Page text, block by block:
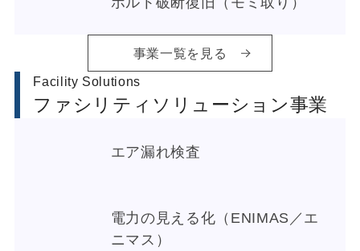
事業一覧を見る
Facility Solutions
ファシリティソリューション事業
エア漏れ検査
電力の見える化（ENIMAS／エ
ニマス）